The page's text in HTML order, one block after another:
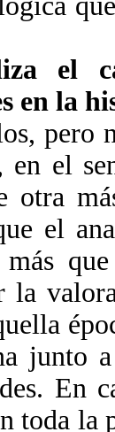
el
en la
pero
en el
otra
el
más
la
junto
En
toda la